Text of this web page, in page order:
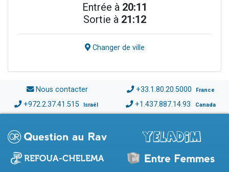
Entrée à 20:11
Sortie à 21:12
Changer de ville
Nous contacter +33.1.80.20.5000 France
+972.2.37.41.515 Israël +1.437.887.14.93 Canada